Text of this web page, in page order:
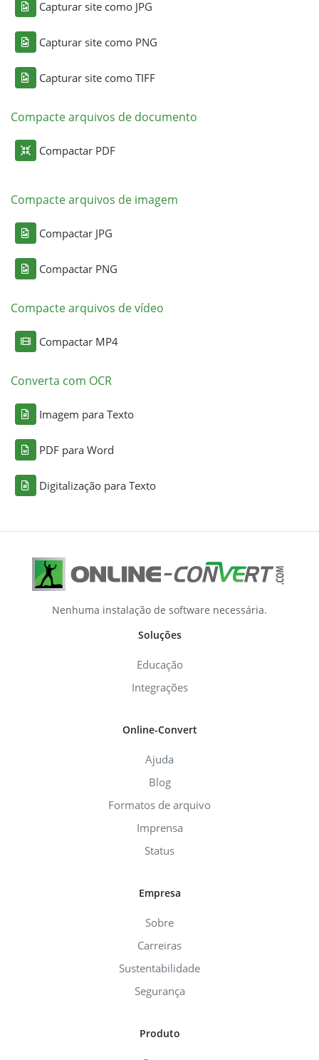
Capturar site como JPG
Capturar site como PNG
Capturar site como TIFF
Compacte arquivos de documento
Compactar PDF
Compacte arquivos de imagem
Compactar JPG
Compactar PNG
Compacte arquivos de vídeo
Compactar MP4
Converta com OCR
Imagem para Texto
PDF para Word
Digitalização para Texto
Nenhuma instalação de software necessária.
Soluções
Educação
Integrações
Online-Convert
Ajuda
Blog
Formatos de arquivo
Imprensa
Status
Empresa
Sobre
Carreiras
Sustentabilidade
Segurança
Produto